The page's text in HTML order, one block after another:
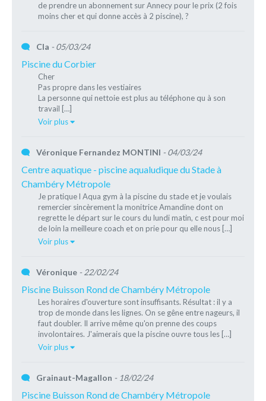
de prendre un abonnement sur Annecy pour le prix (2 fois
moins cher et qui donne accès à 2 piscine), ?
Cla - 05/03/24
Piscine du Corbier
Cher
Pas propre dans les vestiaires
La personne qui nettoie est plus au téléphone qu à son
travail […]
Voir plus
Véronique Fernandez MONTINI - 04/03/24
Centre aquatique - piscine aqualudique du Stade à
Chambéry Métropole
Je pratique l Aqua gym à la piscine du stade et je voulais
remercier sincèrement la monitrice Amandine dont on
regrette le départ sur le cours du lundi matin, c est pour moi
de loin la meilleure coach et on prie pour qu elle nous […]
Voir plus
Véronique - 22/02/24
Piscine Buisson Rond de Chambéry Métropole
Les horaires d'ouverture sont insuffisants. Résultat : il y a
trop de monde dans les lignes. On se gêne entre nageurs, il
faut doubler. Il arrive même qu'on prenne des coups
involontaires. J'aimerais que la piscine ouvre tous les […]
Voir plus
Grainaut-Magallon - 18/02/24
Piscine Buisson Rond de Chambéry Métropole